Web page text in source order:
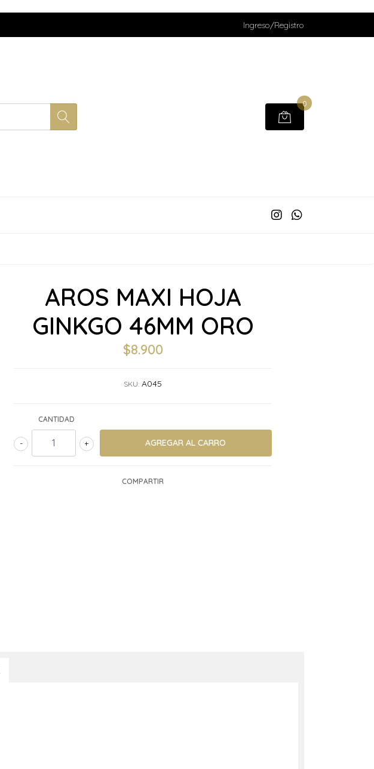
Ingreso/Registro
0
AROS MAXI HOJA
GINKGO 46MM ORO
$8.900
SKU: A045
CANTIDAD
+
-
COMPARTIR